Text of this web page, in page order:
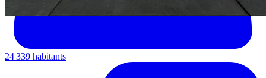
24 339 habitants